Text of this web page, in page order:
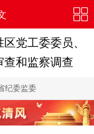
党工委委员、
查和监察调查
纪委监委